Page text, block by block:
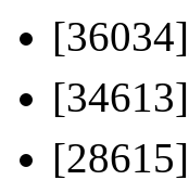
[36034]
[34613]
[28615]